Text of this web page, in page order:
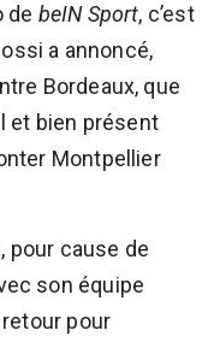
de beIN Sport, c’est
a annoncé,
Bordeaux, que
et bien présent
Montpellier
pour cause de
son équipe
pour